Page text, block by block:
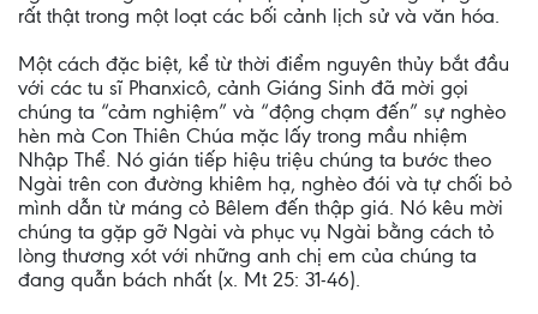
rất thật trong một loạt các bối cảnh lịch sử và văn hóa.
Một cách đặc biệt, kể từ thời điểm nguyên thủy bắt đầu
với các tu sĩ Phanxicô, cảnh Giáng Sinh đã mời gọi
chúng ta “cảm nghiệm” và “động chạm đến” sự nghèo
hèn mà Con Thiên Chúa mặc lấy trong mầu nhiệm
Nhập Thể. Nó gián tiếp hiệu triệu chúng ta bước theo
Ngài trên con đường khiêm hạ, nghèo đói và tự chối bỏ
mình dẫn từ máng cỏ Bêlem đến thập giá. Nó kêu mời
chúng ta gặp gỡ Ngài và phục vụ Ngài bằng cách tỏ
lòng thương xót với những anh chị em của chúng ta
đang quẫn bách nhất (x. Mt 25: 31-46).